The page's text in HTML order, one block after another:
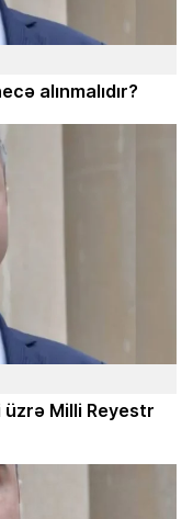
alınmalıdır?
Milli Reyestr